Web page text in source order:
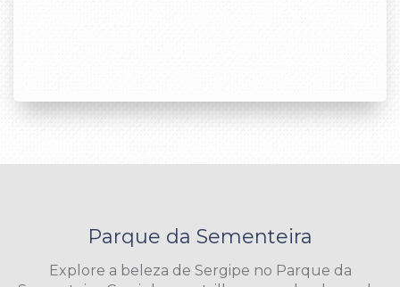
Parque da Sementeira
Explore a beleza de Sergipe no Parque da